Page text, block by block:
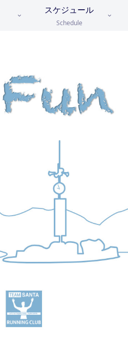
スケジュール
Schedule